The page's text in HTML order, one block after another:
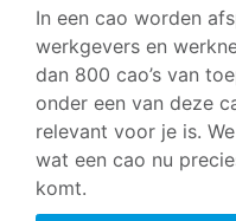
In een cao worden
werkgevers en
dan 800 cao’s van
onder een van deze
relevant voor je is.
wat een cao nu
komt.